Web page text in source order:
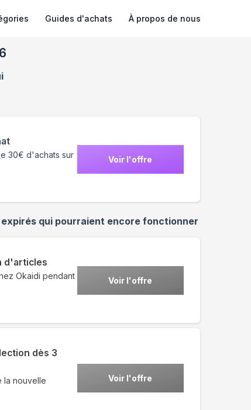
Guides d'achats À propos de nous
30€ d'achats sur
Voir l'offre
qui pourraient encore fonctionner
d'articles
Okaidi pendant
Voir l'offre
dès 3
la nouvelle
Voir l'offre